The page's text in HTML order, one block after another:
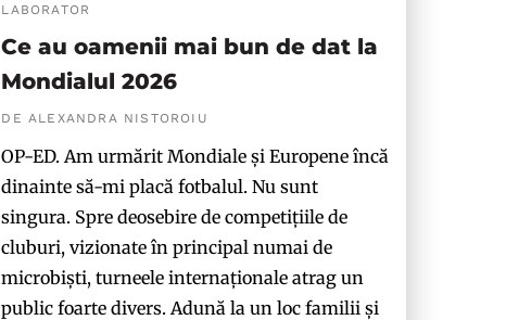
LABORATOR
Ce au oamenii mai bun de dat la
Mondialul 2026
DE ALEXANDRA NISTOROIU
OP-ED. Am urmărit Mondiale și Europene încă
dinainte să-mi placă fotbalul. Nu sunt
singura. Spre deosebire de competițiile de
cluburi, vizionate în principal numai de
microbiști, turneele internaționale atrag un
public foarte divers. Adună la un loc familii și